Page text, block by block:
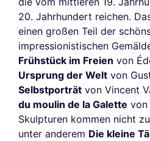
20. Jahrhundert reichen.
einen großen Teil der
impressionistischen
Frühstück im Freien von
Ursprung der Welt von
Selbstporträt von Vincent
du moulin de la Galette von
Skulpturen kommen nicht
unter anderem Die kleine